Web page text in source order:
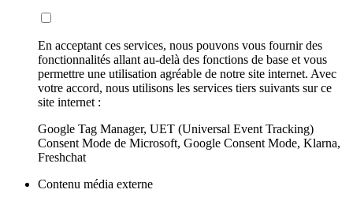
En acceptant ces services, nous pouvons vous fournir des
fonctionnalités allant au-delà des fonctions de base et vous
permettre une utilisation agréable de notre site internet. Avec
votre accord, nous utilisons les services tiers suivants sur ce
site internet :
Google Tag Manager, UET (Universal Event Tracking)
Consent Mode de Microsoft, Google Consent Mode, Klarna,
Freshchat
Contenu média externe